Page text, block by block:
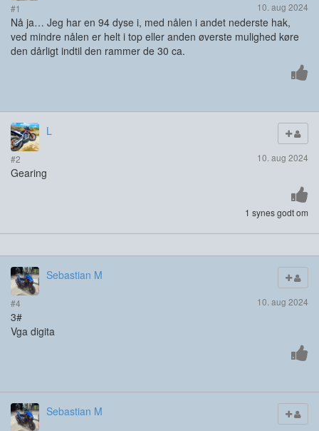
#1 10. aug 2024
Nå ja… Jeg har en 94 dyse i, med nålen i andet nederste hak,
ved mindre nålen er helt i top eller anden øverste mulighed køre
den dårligt indtil den rammer de 30 ca.
L
#2 10. aug 2024
Gearing
1 synes godt om
Sebastian M
#4 10. aug 2024
3#
Vga digita
Sebastian M